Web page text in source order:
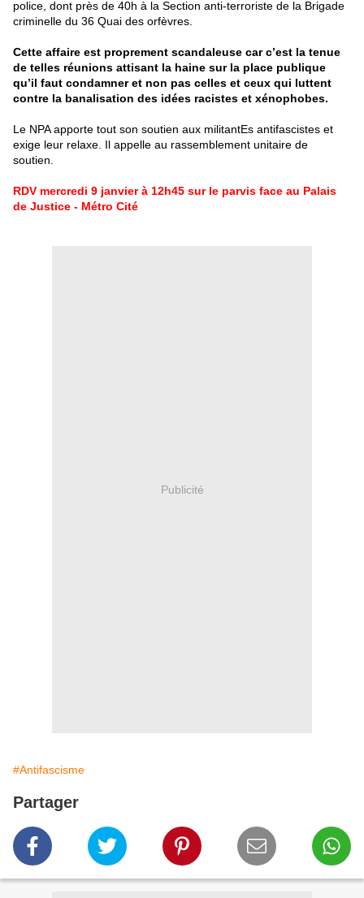
police, dont près de 40h à la Section anti-terroriste de la Brigade
criminelle du 36 Quai des orfèvres.
Cette affaire est proprement scandaleuse car c’est la tenue
de telles réunions attisant la haine sur la place publique
qu’il faut condamner et non pas celles et ceux qui luttent
contre la banalisation des idées racistes et xénophobes.
Le NPA apporte tout son soutien aux militantEs antifascistes et
exige leur relaxe. Il appelle au rassemblement unitaire de
soutien.
RDV mercredi 9 janvier à 12h45 sur le parvis face au Palais
de Justice - Métro Cité
Publicité
#Antifascisme
Partager